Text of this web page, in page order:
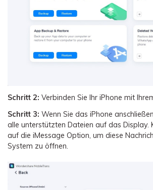
Schritt 2: Verbinden Sie Ihr iPhone mit
Schritt 3: Wenn Sie das iPhone
alle unterstützten Dateien auf das Display.
auf die iMessage Option, um diese
System zu öffnen.